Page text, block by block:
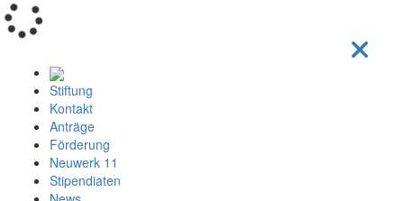
Stiftung
Kontakt
Anträge
Förderung
Neuwerk 11
Stipendiaten